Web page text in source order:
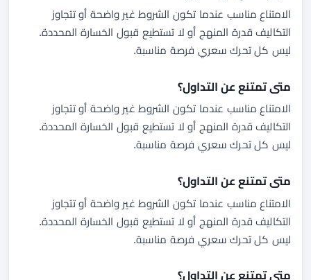
الامتناع مناسب عندما تكون الشروط غير واضحة أو تتجاوز
التكاليف قدرة المنهج أو لا تستطيع قبول الخسارة المحددة.
ليس كل تحرك سعري فرصة مناسبة.
متى تمتنع عن التداول؟
الامتناع مناسب عندما تكون الشروط غير واضحة أو تتجاوز
التكاليف قدرة المنهج أو لا تستطيع قبول الخسارة المحددة.
ليس كل تحرك سعري فرصة مناسبة.
متى تمتنع عن التداول؟
الامتناع مناسب عندما تكون الشروط غير واضحة أو تتجاوز
التكاليف قدرة المنهج أو لا تستطيع قبول الخسارة المحددة.
ليس كل تحرك سعري فرصة مناسبة.
متى تمتنع عن التداول؟